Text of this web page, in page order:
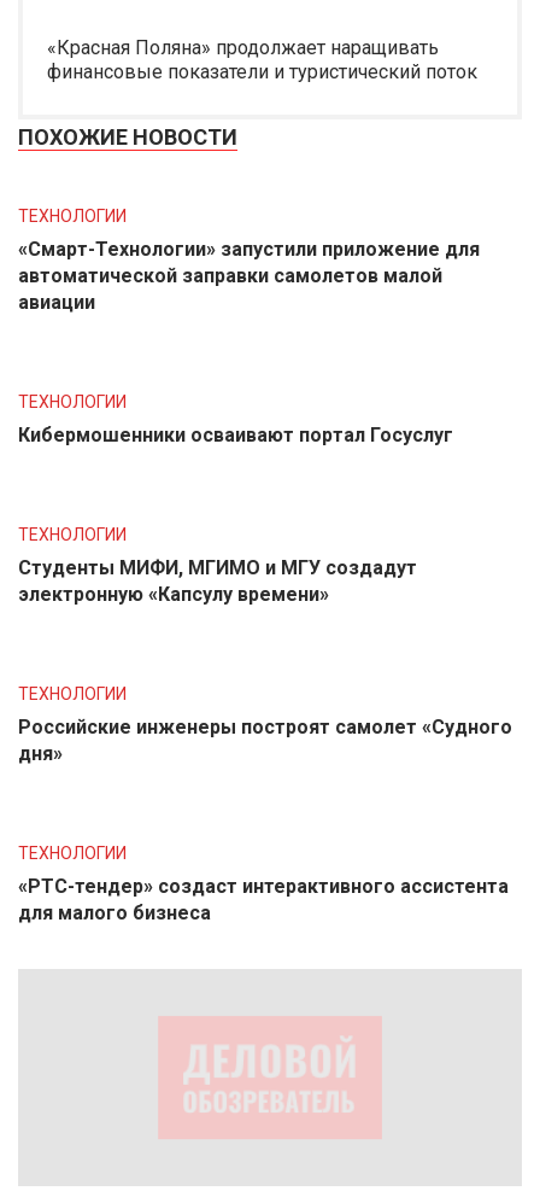
«Красная Поляна» продолжает наращивать
финансовые показатели и туристический поток
ПОХОЖИЕ НОВОСТИ
ТЕХНОЛОГИИ
«Смарт-Технологии» запустили приложение для
автоматической заправки самолетов малой
авиации
ТЕХНОЛОГИИ
Кибермошенники осваивают портал Госуслуг
ТЕХНОЛОГИИ
Студенты МИФИ, МГИМО и МГУ создадут
электронную «Капсулу времени»
ТЕХНОЛОГИИ
Российские инженеры построят самолет «Судного
дня»
ТЕХНОЛОГИИ
«РТС-тендер» создаст интерактивного ассистента
для малого бизнеса